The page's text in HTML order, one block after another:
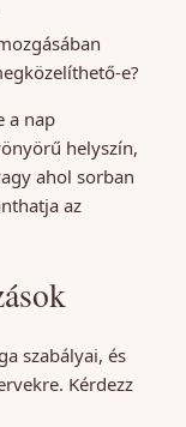
e?
a nap
helyszín,
ahol sorban
az
szabályai, és
Kérdezz